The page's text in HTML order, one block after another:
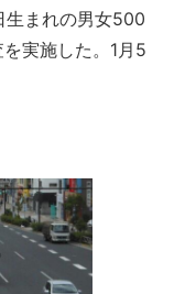
まれの男女500
実施した。1月5